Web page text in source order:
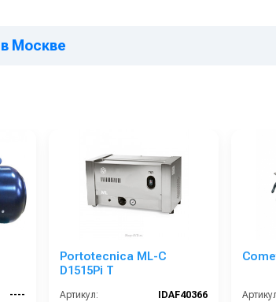
Москве
----
Portotecnica ML-C
D1515Pi T
Артикул:
IDAF40366